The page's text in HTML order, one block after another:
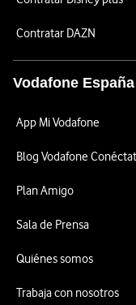
Contratar DAZN
Vodafone España
App Mi Vodafone
Blog Vodafone
Plan Amigo
Sala de Prensa
Quiénes somos
Trabaja con nosotros